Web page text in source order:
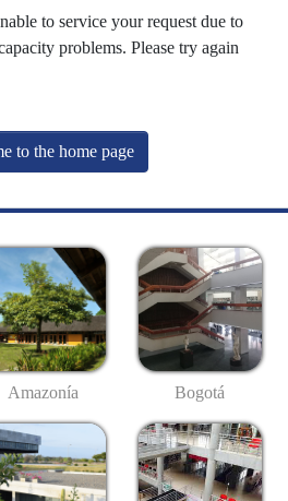
to service your request due to
problems. Please try again
to the home page
Amazonía Bogotá